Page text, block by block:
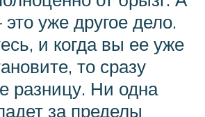
уже другое дело.
и когда вы ее уже
то сразу
разницу. Ни одна
за пределы